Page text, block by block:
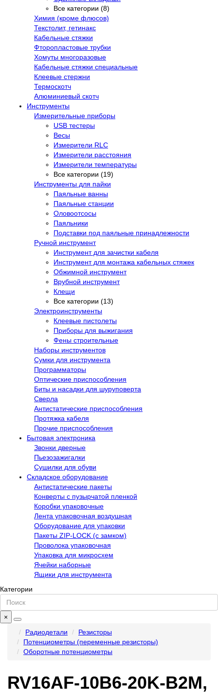
Все категории (8)
Химия (кроме флюсов)
Текстолит, гетинакс
Кабельные стяжки
Фторопластовые трубки
Хомуты многоразовые
Кабельные стяжки специальные
Клеевые стержни
Термоскотч
Алюминиевый скотч
Инструменты
Измерительные приборы
USB тестеры
Весы
Измерители RLC
Измерители расстояния
Измерители температуры
Все категории (19)
Инструменты для пайки
Паяльные ванны
Паяльные станции
Оловоотсосы
Паяльники
Подставки под паяльные принадлежности
Ручной инструмент
Инструмент для зачистки кабеля
Инструмент для монтажа кабельных стяжек
Обжимной инструмент
Врубной инструмент
Клещи
Все категории (13)
Электроинструменты
Клеевые пистолеты
Приборы для выжигания
Фены строительные
Наборы инструментов
Сумки для инструмента
Программаторы
Оптические приспособления
Биты и насадки для шуруповерта
Сверла
Антистатические приспособления
Протяжка кабеля
Прочие приспособления
Бытовая электроника
Звонки дверные
Пьезозажигалки
Сушилки для обуви
Складское оборудование
Антистатические пакеты
Конверты с пузырчатой пленкой
Коробки упаковочные
Лента упаковочная воздушная
Оборудование для упаковки
Пакеты ZIP-LOCK (с замком)
Проволока упаковочная
Упаковка для микросхем
Ячейки наборные
Ящики для инструмента
Категории
×
Радиодетали
Резисторы
Потенциометры (переменные резисторы)
Оборотные потенциометры
RV16AF-10B6-20K-B2M,